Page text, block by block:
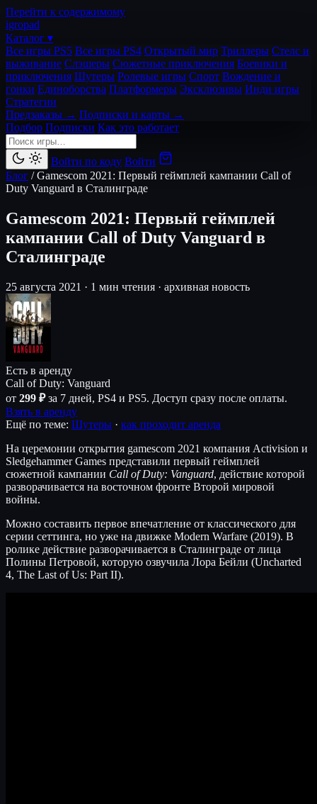
Перейти к содержимому
igropad
Каталог ▾
Все игры PS5 Все игры PS4 Открытый мир Триллеры Стелс и
выживание Слэшеры Сюжетные приключения Боевики и
приключения Шутеры Ролевые игры Спорт Вождение и
гонки Единоборства Платформеры Эксклюзивы Инди игры
Стратегии
Предзаказы → Подписки и карты →
Подбор Подписки Как это работает
Войти по коду Войти
Блог / Gamescom 2021: Первый геймплей кампании Call of
Duty Vanguard в Сталинграде
Gamescom 2021: Первый геймплей
кампании Call of Duty Vanguard в
Сталинграде
25 августа 2021 · 1 мин чтения · архивная новость
Есть в аренду
Call of Duty: Vanguard
от 299 ₽за 7 дней, PS4 и PS5. Доступ сразу после оплаты.
Взять в аренду
Ещё по теме: Шутеры · как проходит аренда
На церемонии открытия gamescom 2021 компания Activision и
Sledgehammer Games представили первый геймплей
сюжетной кампании Call of Duty: Vanguard, действие которой
разворачивается на восточном фронте Второй мировой
войны.
Можно составить первое впечатление от классического для
серии сеттинга, но уже на движке Modern Warfare (2019). В
ролике действие разворачивается в Сталинграде от лица
Полины Петровой, которую озвучила Лора Бейли (Uncharted
4, The Last of Us: Part II).